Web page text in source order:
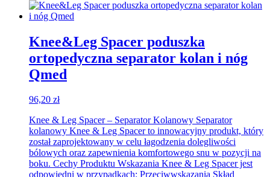
Knee&Leg Spacer poduszka
ortopedyczna separator kolan i nóg
Qmed
96,20 zł
Knee & Leg Spacer – Separator Kolanowy Separator
kolanowy Knee & Leg Spacer to innowacyjny produkt, który
został zaprojektowany w celu łagodzenia dolegliwości
bólowych oraz zapewnienia komfortowego snu w pozycji na
boku. Cechy Produktu Wskazania Knee & Leg Spacer jest
odpowiedni w przypadkach: Przeciwwskazania Skład